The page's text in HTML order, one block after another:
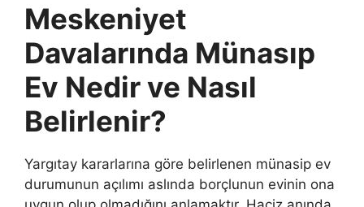
Meskeniyet
Davalarında Münasıp
Ev Nedir ve Nasıl
Belirlenir?
Yargıtay kararlarına göre belirlenen münasip ev
durumunun açılımı aslında borçlunun evinin ona